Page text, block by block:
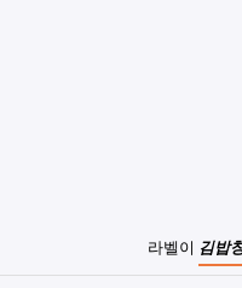
라벨이 김밥